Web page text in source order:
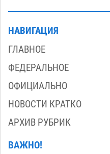
НАВИГАЦИЯ
ГЛАВНОЕ
ФЕДЕРАЛЬНОЕ
ОФИЦИАЛЬНО
НОВОСТИ КРАТКО
АРХИВ РУБРИК
ВАЖНО!